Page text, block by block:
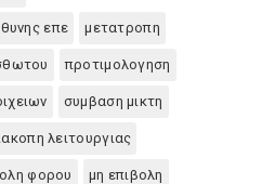
επε μετατροπη
προτιμολογηση
συμβαση μικτη
λειτουργιας
φορου μη επιβολη